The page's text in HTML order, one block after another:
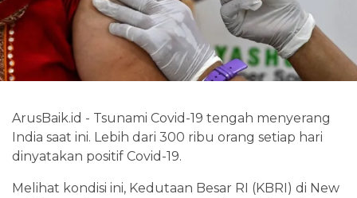
ArusBaik.id - Tsunami Covid-19 tengah menyerang
India saat ini. Lebih dari 300 ribu orang setiap hari
dinyatakan positif Covid-19.
Melihat kondisi ini, Kedutaan Besar RI (KBRI) di New